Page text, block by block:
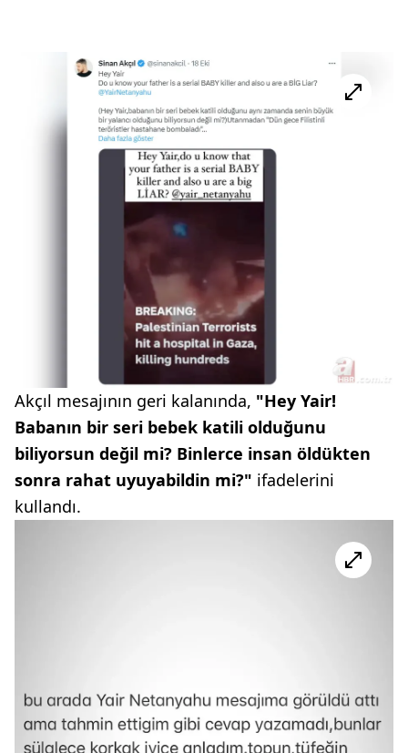
Akçıl mesajının geri kalanında, "Hey Yair!
Babanın bir seri bebek katili olduğunu
biliyorsun değil mi? Binlerce insan öldükten
sonra rahat uyuyabildin mi?" ifadelerini
kullandı.